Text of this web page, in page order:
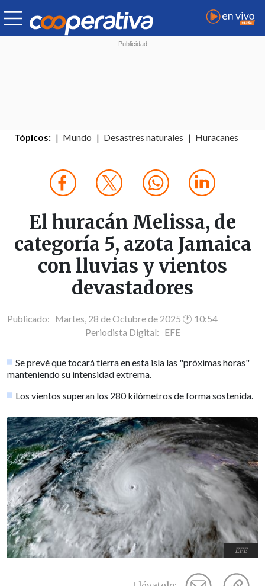
Tópicos: Mundo Desastres naturales Huracanes
El huracán Melissa, de
categoría 5, azota Jamaica
con lluvias y vientos
devastadores
Publicado: Martes, 28 de Octubre de 2025 🕐 10:54
Periodista Digital: EFE
Se prevé que tocará tierra en esta isla las "próximas horas"
manteniendo su intensidad extrema.
Los vientos superan los 280 kilómetros de forma sostenida.
EFE